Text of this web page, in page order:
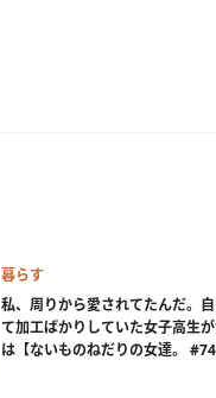
暮らす
私、周りから愛されてたんだ。
て加工ばかりしていた女子高生
は【ないものねだりの女達。